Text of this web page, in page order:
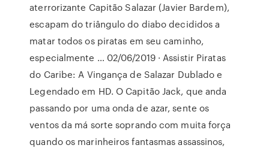
aterrorizante Capitão Salazar (Javier Bardem),
escapam do triângulo do diabo decididos a
matar todos os piratas em seu caminho,
especialmente … 02/06/2019 · Assistir Piratas
do Caribe: A Vingança de Salazar Dublado e
Legendado em HD. O Capitão Jack, que anda
passando por uma onda de azar, sente os
ventos da má sorte soprando com muita força
quando os marinheiros fantasmas assassinos,